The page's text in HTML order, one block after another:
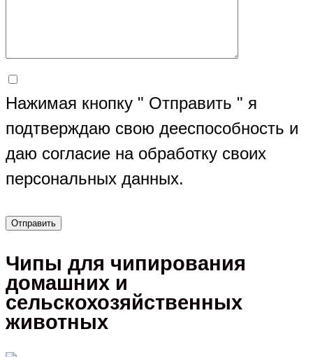
Нажимая кнопку " Отправить " я
подтверждаю свою дееспособность и
даю согласие на обработку своих
персональных данных.
Чипы для чипирования
домашних и
сельскохозяйственных
животных